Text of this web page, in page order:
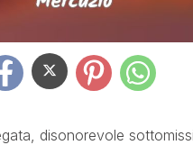
disonorevole